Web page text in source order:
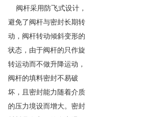
阀杆采用防飞式设计，
避免了阀杆与密封长期转
动，阀杆转动倾斜变形的
状态，由于阀杆的只作旋
转运动而不做升降运动，
阀杆的填料密封不易破
坏，且密封能力随着介质
的压力境设而增大。密封